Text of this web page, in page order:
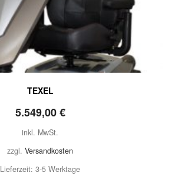
TEXEL
5.549,00€
inkl. MwSt.
zzgl. Versandkosten
Lieferzeit: 3-5 Werktage